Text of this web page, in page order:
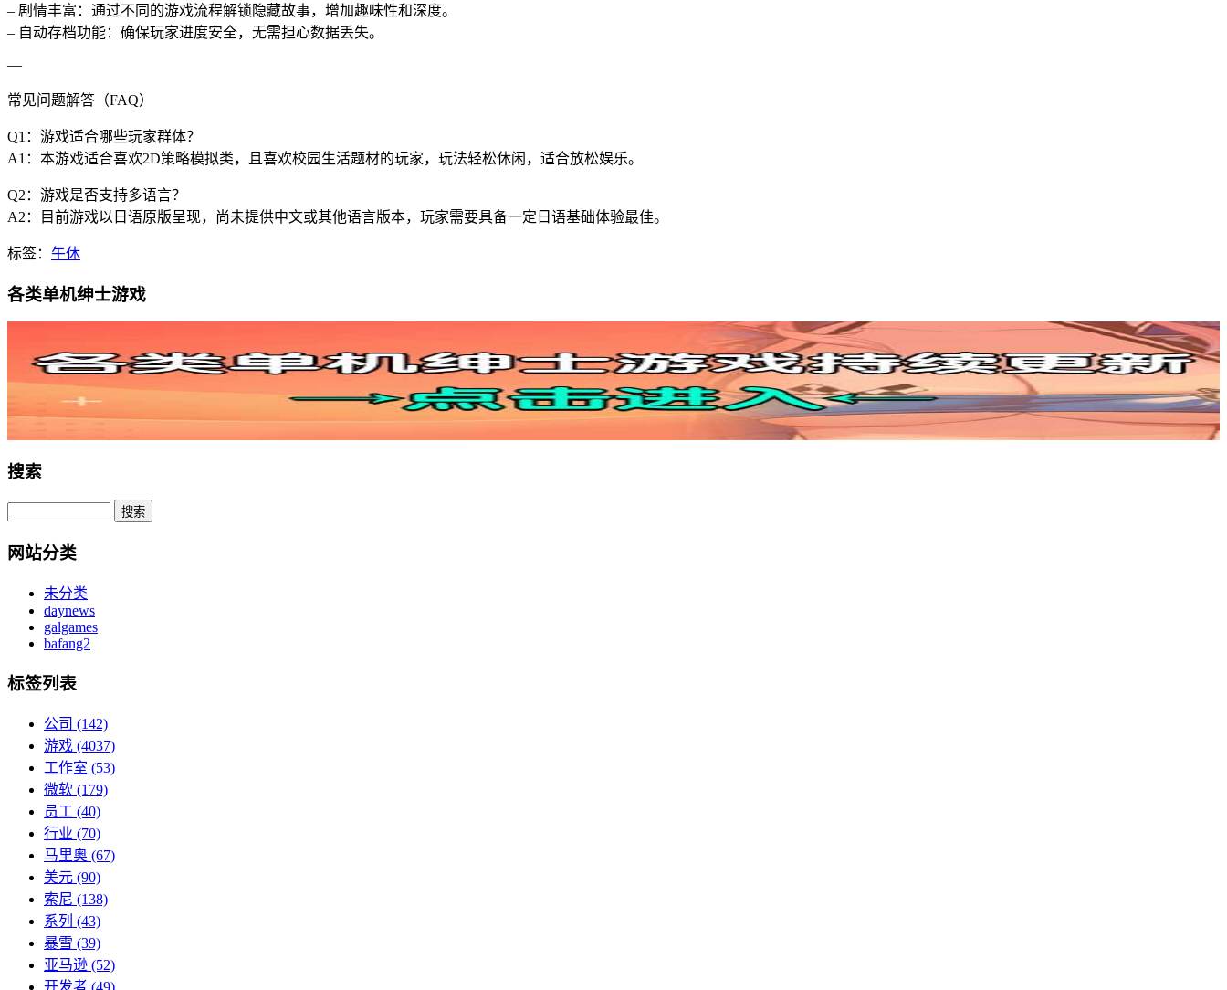
– 剧情丰富：通过不同的游戏流程解锁隐藏故事，增加趣味性和深度。
– 自动存档功能：确保玩家进度安全，无需担心数据丢失。
—
常见问题解答（FAQ）
Q1：游戏适合哪些玩家群体？
A1：本游戏适合喜欢2D策略模拟类，且喜欢校园生活题材的玩家，玩法轻松休闲，适合放松娱乐。
Q2：游戏是否支持多语言？
A2：目前游戏以日语原版呈现，尚未提供中文或其他语言版本，玩家需要具备一定日语基础体验最佳。
标签： 午休
各类单机绅士游戏
搜索
网站分类
未分类
daynews
galgames
bafang2
标签列表
公司 (142)
游戏 (4037)
工作室 (53)
微软 (179)
员工 (40)
行业 (70)
马里奥 (67)
美元 (90)
索尼 (138)
系列 (43)
暴雪 (39)
亚马逊 (52)
开发者 (49)